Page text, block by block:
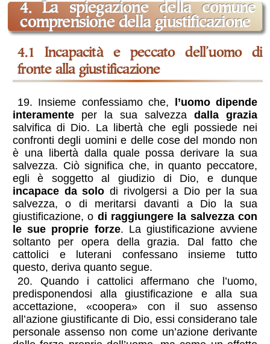
4. La spiegazione della comune
comprensione della giustificazione
4.1 Incapacità e peccato dell’uomo di
fronte alla giustificazione
19. Insieme confessiamo che, l’uomo dipende
interamenteper la sua salvezzadalla grazia
salvifica di Dio. La libertà che egli possiede nei
confronti degli uomini e delle cose del mondo non
è una libertà dalla quale possa derivare la sua
salvezza. Ciò significa che, in quanto peccatore,
egli è soggetto al giudizio di Dio, e dunque
incapace da solo di rivolgersi a Dio per la sua
salvezza, o di meritarsi davanti a Dio la sua
giustificazione, o di raggiungere la salvezza con
le sue proprie forze. La giustificazione avviene
soltanto per opera della grazia. Dal fatto che
cattolici e luterani confessano insieme tutto
questo, deriva quanto segue.
20. Quando i cattolici affermano che l’uomo,
predisponendosi alla giustificazione e alla sua
accettazione, «coopera» con il suo assenso
all’azione giustificante di Dio, essi considerano tale
personale assenso non come un’azione derivante